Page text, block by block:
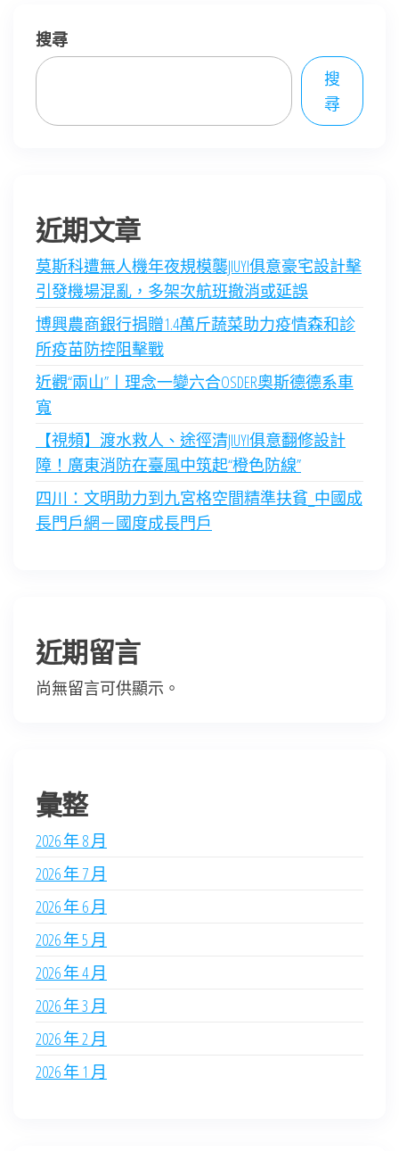
搜尋
搜
尋
近期文章
莫斯科遭無人機年夜規模襲JIUYI俱意豪宅設計擊
引發機場混亂，多架次航班撤消或延誤
博興農商銀行捐贈1.4萬斤蔬菜助力疫情森和診
所疫苗防控阻擊戰
近觀“兩山”丨理念一變六合OSDER奧斯德德系車
寬
【視頻】渡水救人、途徑清JIUYI俱意翻修設計
障！廣東消防在臺風中筑起“橙色防線”
四川：文明助力到九宮格空間精準扶貧_中國成
長門戶網－國度成長門戶
近期留言
尚無留言可供顯示。
彙整
2026 年 8 月
2026 年 7 月
2026 年 6 月
2026 年 5 月
2026 年 4 月
2026 年 3 月
2026 年 2 月
2026 年 1 月